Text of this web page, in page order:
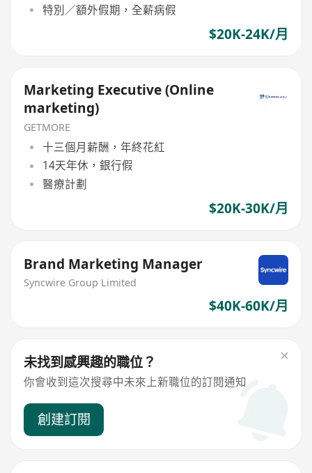
特別／額外假期，全薪病假
$20K-24K/月
Marketing Executive (Online
marketing)
GETMORE
十三個月薪酬，年終花紅
14天年休，銀行假
醫療計劃
$20K-30K/月
Brand Marketing Manager
Syncwire Group Limited
$40K-60K/月
未找到感興趣的職位？
你會收到這次搜尋中未來上新職位的訂閱通知
創建訂閱